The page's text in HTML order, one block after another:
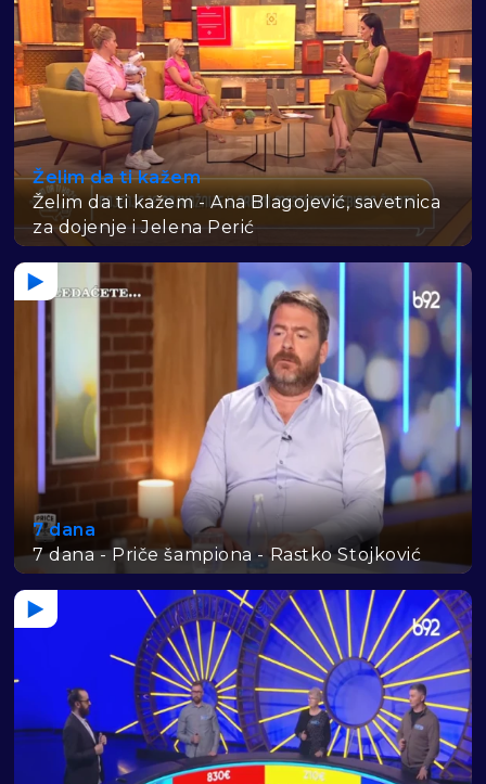
Želim da ti kažem
Želim da ti kažem - Ana Blagojević, savetnica
za dojenje i Jelena Perić
7 dana
7 dana - Priče šampiona - Rastko Stojković